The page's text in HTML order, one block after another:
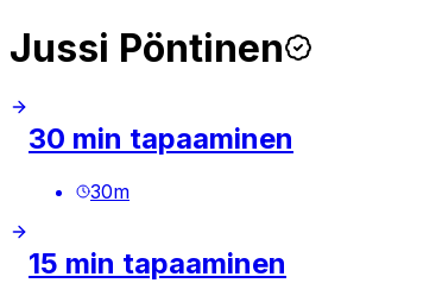
Jussi Pöntinen
30 min tapaaminen
30m
15 min tapaaminen